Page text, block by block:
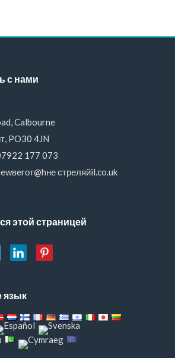
с нами
Calbourne
PO30 4JN
177 073
стреляйil.co.uk
этой страницей
язык